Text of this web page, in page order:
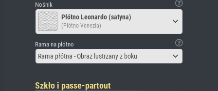
Nośnik
Płótno Leonardo (satyna)
(Płótno Venezia)
Rama na płótno
Rama płótna - Obraz lustrzany z boku
Szkło i passe-partout